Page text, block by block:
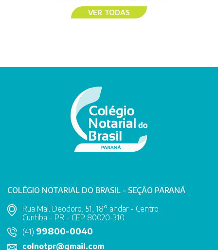
VER TODAS
COLÉGIO NOTARIAL DO BRASIL - SEÇÃO PARANÁ
Rua Mal. Deodoro, 51, 18° andar - Centro
Curitiba - PR - CEP 80020-310
(41) 99800-0040
colnotpr@gmail.com